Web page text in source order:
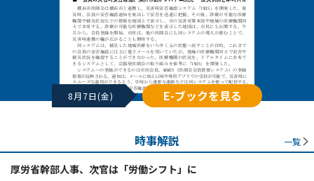
8月7日(金) E-ブックを見る
時事解説 一覧
厚労省幹部人事、次官は「労働シフト」に